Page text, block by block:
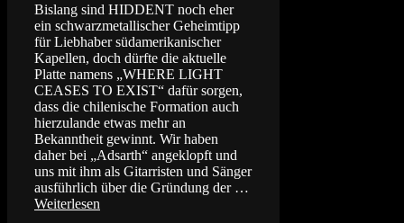
Bislang sind HIDDENT noch eher
ein schwarzmetallischer Geheimtipp
für Liebhaber südamerikanischer
Kapellen, doch dürfte die aktuelle
Platte namens „WHERE LIGHT
CEASES TO EXIST“ dafür sorgen,
dass die chilenische Formation auch
hierzulande etwas mehr an
Bekanntheit gewinnt. Wir haben
daher bei „Adsarth“ angeklopft und
uns mit ihm als Gitarristen und Sänger
ausführlich über die Gründung der …
Weiterlesen